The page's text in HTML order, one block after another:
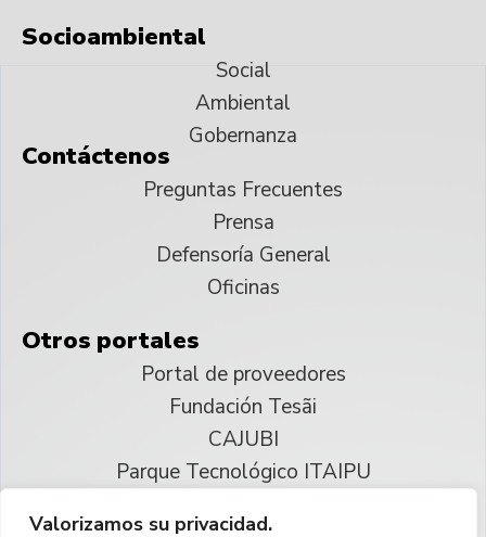
Valorizamos su privacidad.
Socioambiental
Social
Ambiental
Gobernanza
Contáctenos
Preguntas Frecuentes
Prensa
Defensoría General
Oficinas
Otros portales
Portal de proveedores
Fundación Tesãi
CAJUBI
Parque Tecnológico ITAIPU